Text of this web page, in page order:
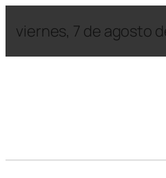
viernes, 7 de agosto